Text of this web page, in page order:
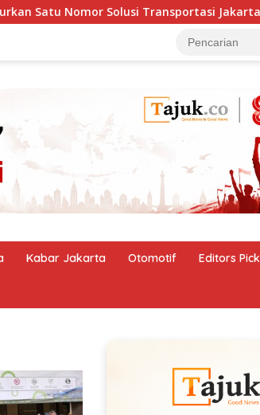
Nomor Solusi Transportasi Jakarta
Kabar Jakarta Otomotif Editors Pick